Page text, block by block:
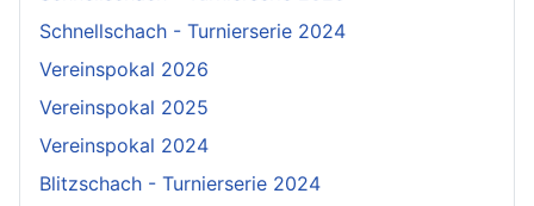
Schnellschach - Turnierserie 2024
Vereinspokal 2026
Vereinspokal 2025
Vereinspokal 2024
Blitzschach - Turnierserie 2024